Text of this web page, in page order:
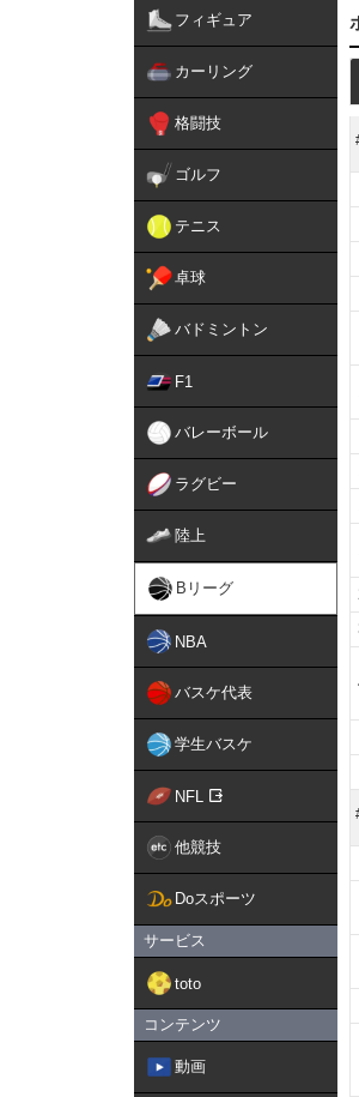
フィギュア
カーリング
格闘技
ゴルフ
テニス
卓球
バドミントン
F1
バレーボール
ラグビー
陸上
Bリーグ
NBA
バスケ代表
学生バスケ
NFL
他競技
Doスポーツ
サービス
toto
コンテンツ
動画